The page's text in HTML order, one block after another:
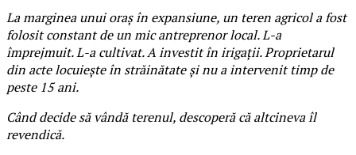
La marginea unui oraș în expansiune, un teren agricol a fost
folosit constant de un mic antreprenor local. L-a
împrejmuit. L-a cultivat. A investit în irigații. Proprietarul
din acte locuiește în străinătate și nu a intervenit timp de
peste 15 ani.
Când decide să vândă terenul, descoperă că altcineva îl
revendică.